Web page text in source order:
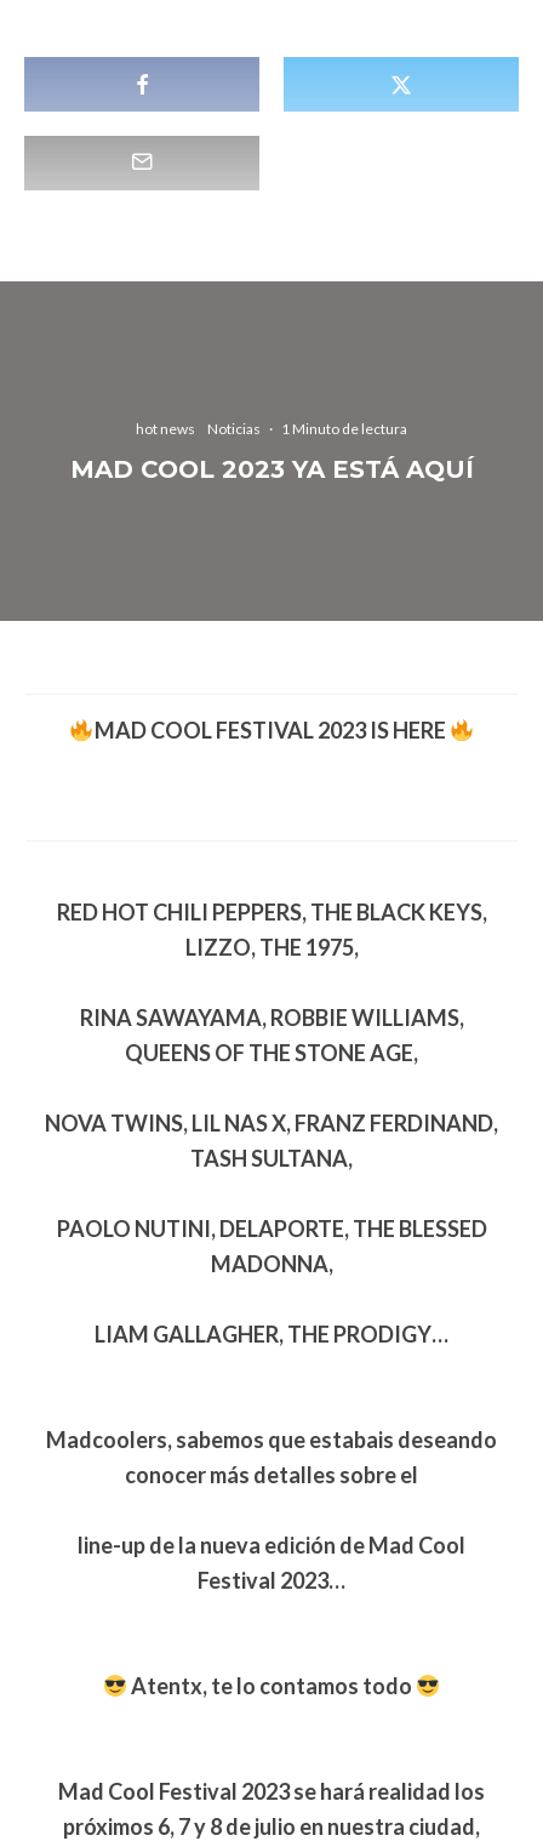
hot news Noticias · 1 Minuto de lectura
MAD COOL 2023 YA ESTÁ AQUÍ
MAD COOL FESTIVAL 2023 IS HERE
RED HOT CHILI PEPPERS, THE BLACK KEYS,
LIZZO, THE 1975,
RINA SAWAYAMA, ROBBIE WILLIAMS,
QUEENS OF THE STONE AGE,
NOVA TWINS, LIL NAS X, FRANZ FERDINAND,
TASH SULTANA,
PAOLO NUTINI, DELAPORTE, THE BLESSED
MADONNA,
LIAM GALLAGHER, THE PRODIGY…
Madcoolers, sabemos que estabais deseando
conocer más detalles sobre el
line-up de la nueva edición de Mad Cool
Festival 2023…
Atentx, te lo contamos todo
Mad Cool Festival 2023 se hará realidad los
próximos 6, 7 y 8 de julio en nuestra ciudad,